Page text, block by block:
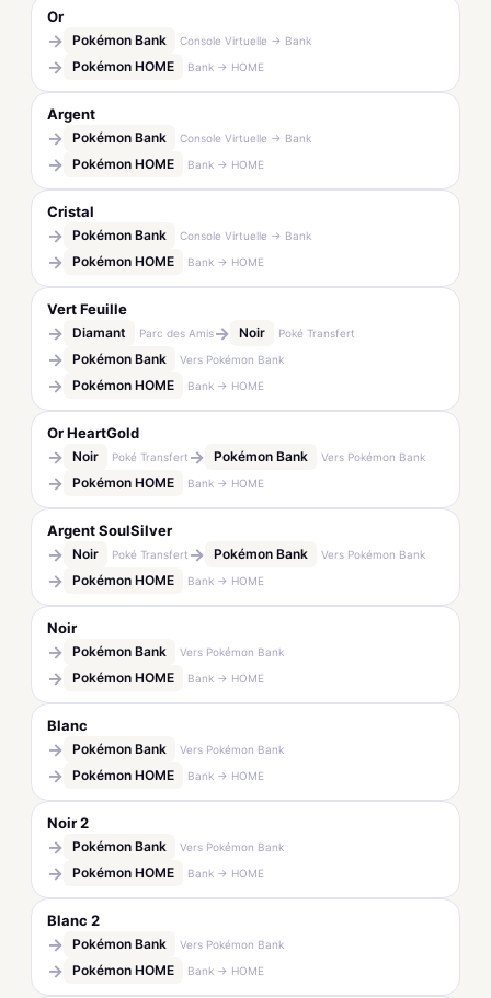
Or
→ Pokémon Bank Console Virtuelle → Bank
→ Pokémon HOME Bank → HOME
Argent
→ Pokémon Bank Console Virtuelle → Bank
→ Pokémon HOME Bank → HOME
Cristal
→ Pokémon Bank Console Virtuelle → Bank
→ Pokémon HOME Bank → HOME
Vert Feuille
→ Diamant Parc des Amis→ Noir Poké Transfert
→ Pokémon Bank Vers Pokémon Bank
→ Pokémon HOME Bank → HOME
Or HeartGold
→ Noir Poké Transfert → Pokémon Bank Vers Pokémon Bank
→ Pokémon HOME Bank → HOME
Argent SoulSilver
→ Noir Poké Transfert → Pokémon Bank Vers Pokémon Bank
→ Pokémon HOME Bank → HOME
Noir
→ Pokémon Bank Vers Pokémon Bank
→ Pokémon HOME Bank → HOME
Blanc
→ Pokémon Bank Vers Pokémon Bank
→ Pokémon HOME Bank → HOME
Noir 2
→ Pokémon Bank Vers Pokémon Bank
→ Pokémon HOME Bank → HOME
Blanc 2
→ Pokémon Bank Vers Pokémon Bank
→ Pokémon HOME Bank → HOME